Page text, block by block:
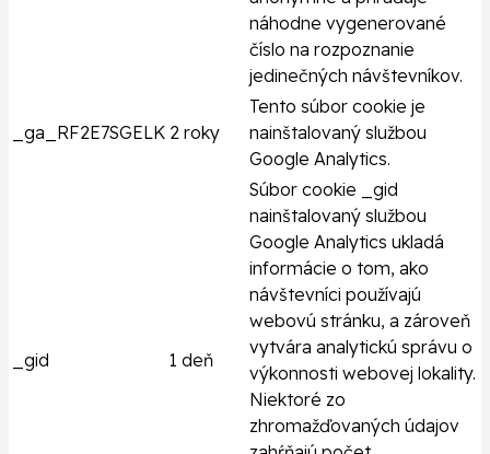
náhodne vygenerované
číslo na rozpoznanie
jedinečných návštevníkov.
_ga_RF2E7SGELK 2 roky
Tento súbor cookie je
nainštalovaný službou
Google Analytics.
_gid 1 deň
Súbor cookie _gid
nainštalovaný službou
Google Analytics ukladá
informácie o tom, ako
návštevníci používajú
webovú stránku, a zároveň
vytvára analytickú správu o
výkonnosti webovej lokality.
Niektoré zo
zhromažďovaných údajov